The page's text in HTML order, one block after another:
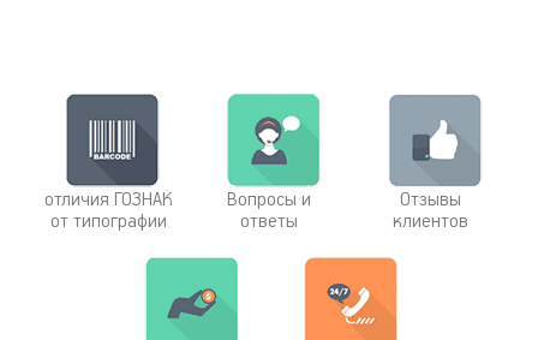
отличия ГОЗНАК
от типографии
Вопросы и
ответы
Отзывы
клиентов